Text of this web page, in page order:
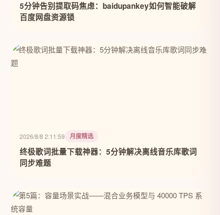
5分钟告别提取码焦虑：baidupankey如何智能破解
百度网盘资源锁
2026/8/8 2:11:59 月度精选
终极歌词批量下载神器：5分钟解决离线音乐库歌词
同步难题